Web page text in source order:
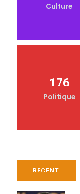
Culture
176
Politique
RECENT